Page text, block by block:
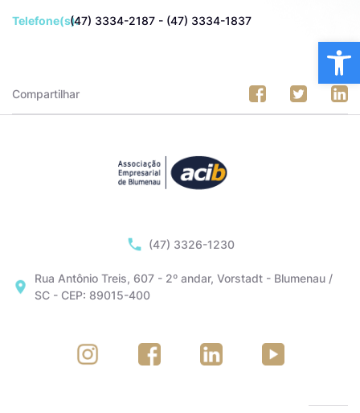
Telefone(s):(47) 3334-2187 - (47) 3334-1837
Compartilhar
(47) 3326-1230
Rua Antônio Treis, 607 - 2º andar, Vorstadt - Blumenau /
SC - CEP: 89015-400